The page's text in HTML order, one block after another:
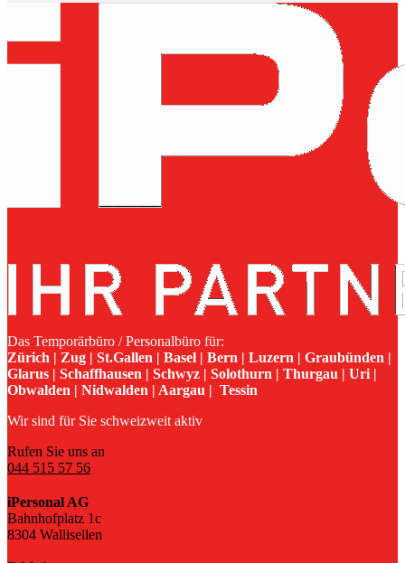
Das Temporärbüro / Personalbüro für:
Zürich | Zug | St.Gallen | Basel | Bern | Luzern | Graubünden |
Glarus | Schaffhausen | Schwyz | Solothurn | Thurgau | Uri |
Obwalden | Nidwalden | Aargau | Tessin
Wir sind für Sie schweizweit aktiv
Rufen Sie uns an
044 515 57 56
iPersonal AG
Bahnhofplatz 1c
8304 Wallisellen